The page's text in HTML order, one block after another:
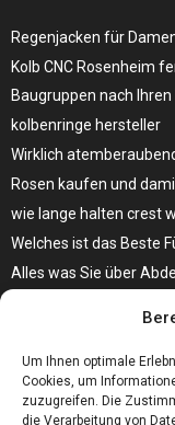
Um Ihnen optimale
Cookies, um
zuzugreifen. Die
die Verarbeitung von
Regenjacken für
Kolb CNC Rosenheim
Baugruppen nach Ihren
kolbenringe hersteller
Wirklich
Rosen kaufen und
wie lange halten crest
Welches ist das Beste
Alles was Sie über
Bare Metal Server?